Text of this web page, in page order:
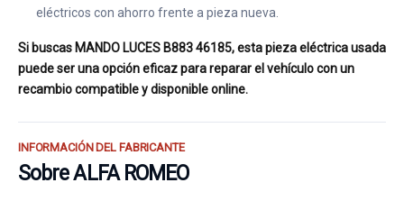
eléctricos con ahorro frente a pieza nueva.
Si buscas MANDO LUCES B883 46185, esta pieza eléctrica usada
puede ser una opción eficaz para reparar el vehículo con un
recambio compatible y disponible online.
INFORMACIÓN DEL FABRICANTE
Sobre ALFA ROMEO